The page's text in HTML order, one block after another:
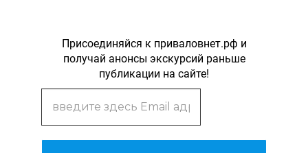
Присоединяйся к приваловнет.рф и
получай анонсы экскурсий раньше
публикации на сайте!